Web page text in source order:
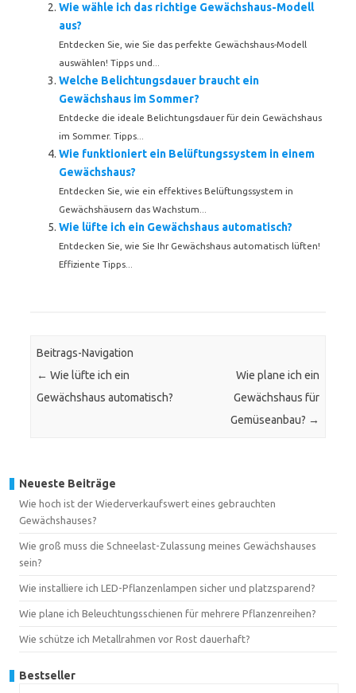
Wie wähle ich das richtige Gewächshaus-Modell
aus?
Entdecken Sie, wie Sie das perfekte Gewächshaus-Modell
auswählen! Tipps und...
Welche Belichtungsdauer braucht ein
Gewächshaus im Sommer?
Entdecke die ideale Belichtungsdauer für dein Gewächshaus
im Sommer. Tipps...
Wie funktioniert ein Belüftungssystem in einem
Gewächshaus?
Entdecken Sie, wie ein effektives Belüftungssystem in
Gewächshäusern das Wachstum...
Wie lüfte ich ein Gewächshaus automatisch?
Entdecken Sie, wie Sie Ihr Gewächshaus automatisch lüften!
Effiziente Tipps...
Beitrags-Navigation
← Wie lüfte ich ein
Gewächshaus automatisch?
Wie plane ich ein
Gewächshaus für
Gemüseanbau? →
Neueste Beiträge
Wie hoch ist der Wiederverkaufswert eines gebrauchten
Gewächshauses?
Wie groß muss die Schneelast-Zulassung meines Gewächshauses
sein?
Wie installiere ich LED-Pflanzenlampen sicher und platzsparend?
Wie plane ich Beleuchtungsschienen für mehrere Pflanzenreihen?
Wie schütze ich Metallrahmen vor Rost dauerhaft?
Bestseller